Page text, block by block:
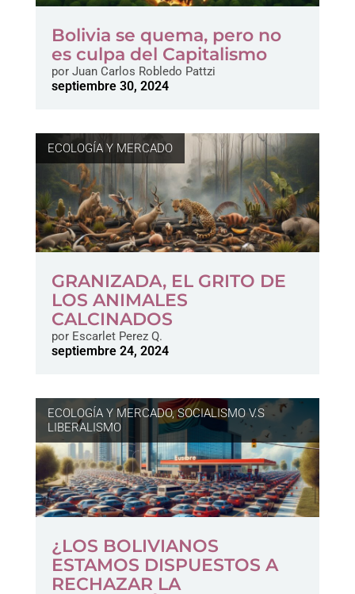
Bolivia se quema, pero no
es culpa del Capitalismo
porJuan Carlos Robledo Pattzi
septiembre 30, 2024
ECOLOGÍA Y MERCADO
GRANIZADA, EL GRITO DE
LOS ANIMALES
CALCINADOS
porEscarlet Perez Q.
septiembre 24, 2024
ECOLOGÍA Y MERCADO,SOCIALISMO V.S
LIBERALISMO
¿LOS BOLIVIANOS
ESTAMOS DISPUESTOS A
RECHAZAR LA